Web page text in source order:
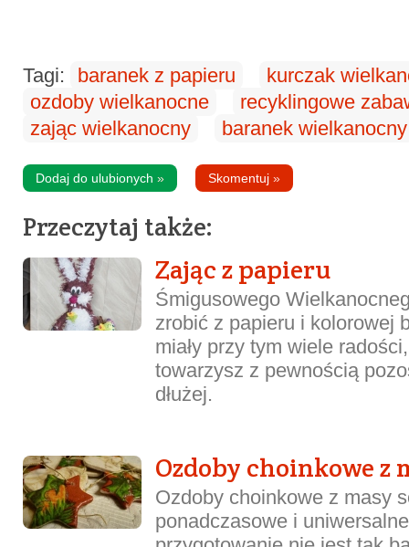
Tagi: baranek z papieru
kurczak
ozdoby wielkanocne
recyklingowe
zając wielkanocny
baranek wielkanocny
Dodaj do ulubionych » Skomentuj »
Przeczytaj także:
Zając z papieru
Śmigusowego
zrobić z papieru i kolorowej
miały przy tym wiele
towarzysz z pewnością
dłużej.
Ozdoby choinkowe z
Ozdoby choinkowe z masy
ponadczasowe i